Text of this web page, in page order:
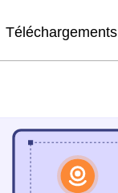
Téléchargements